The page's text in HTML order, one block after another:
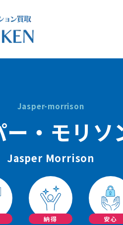
Jasper-morrison
ー・モリソ
Jasper Morrison
納得 安心